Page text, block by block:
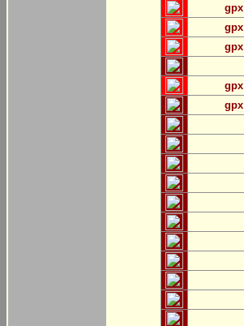
gpx
gpx
gpx
gpx
gpx